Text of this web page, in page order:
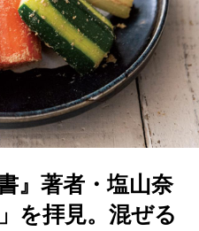
』著者・塩山奈
を拝見。混ぜる